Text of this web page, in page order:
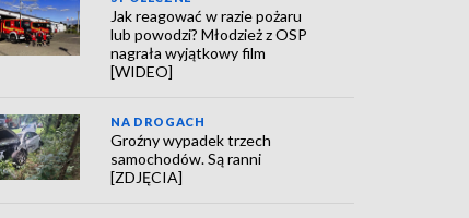
Jak reagować w razie pożaru
lub powodzi? Młodzież z OSP
nagrała wyjątkowy film
[WIDEO]
NA DROGACH
Groźny wypadek trzech
samochodów. Są ranni
[ZDJĘCIA]